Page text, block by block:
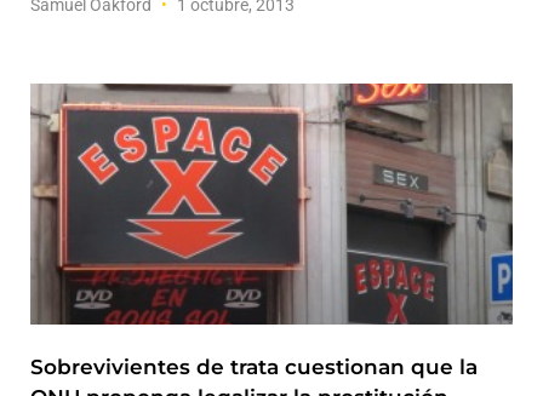
Samuel Oakford 1 octubre, 2013
Sobrevivientes de trata cuestionan que la